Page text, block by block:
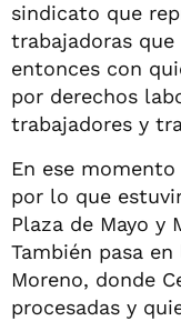
sindicato que
trabajadoras
entonces con
por derechos
trabajadores y
En ese
por lo que
Plaza de Mayo y
También pasa
Moreno, donde
procesadas y